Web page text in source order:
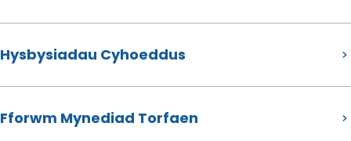
Hysbysiadau Cyhoeddus
Fforwm Mynediad Torfaen